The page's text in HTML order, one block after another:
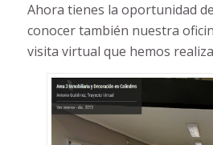
Ahora tienes la oportunidad
conocer también nuestra
visita virtual que hemos